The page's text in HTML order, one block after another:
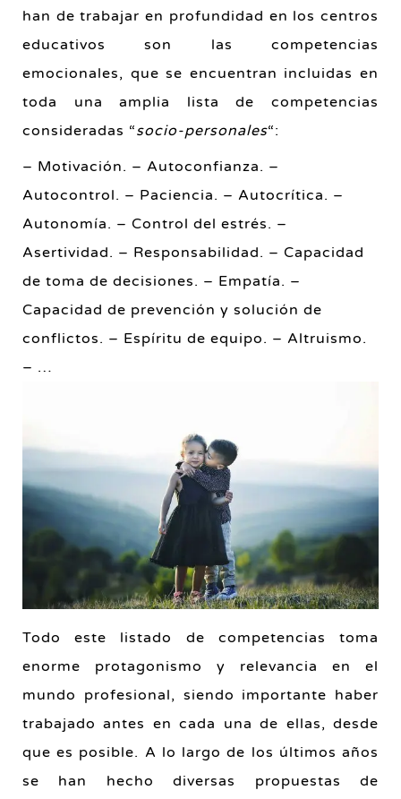
han de trabajar en profundidad en los centros
educativos son las competencias
emocionales, que se encuentran incluidas en
toda una amplia lista de competencias
consideradas “socio-personales“:
– Motivación. – Autoconfianza. –
Autocontrol. – Paciencia. – Autocrítica. –
Autonomía. – Control del estrés. –
Asertividad. – Responsabilidad. – Capacidad
de toma de decisiones. – Empatía. –
Capacidad de prevención y solución de
conflictos. – Espíritu de equipo. – Altruismo.
– …
Todo este listado de competencias toma
enorme protagonismo y relevancia en el
mundo profesional, siendo importante haber
trabajado antes en cada una de ellas, desde
que es posible. A lo largo de los últimos años
se han hecho diversas propuestas de